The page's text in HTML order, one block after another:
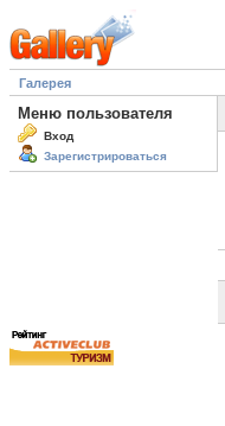
Галерея
Меню пользователя
Вход
Зарегистрироваться